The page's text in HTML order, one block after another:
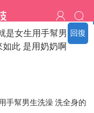
回復
是女生用手幫男
此 是用奶奶啊
手幫男生洗澡 洗全身的